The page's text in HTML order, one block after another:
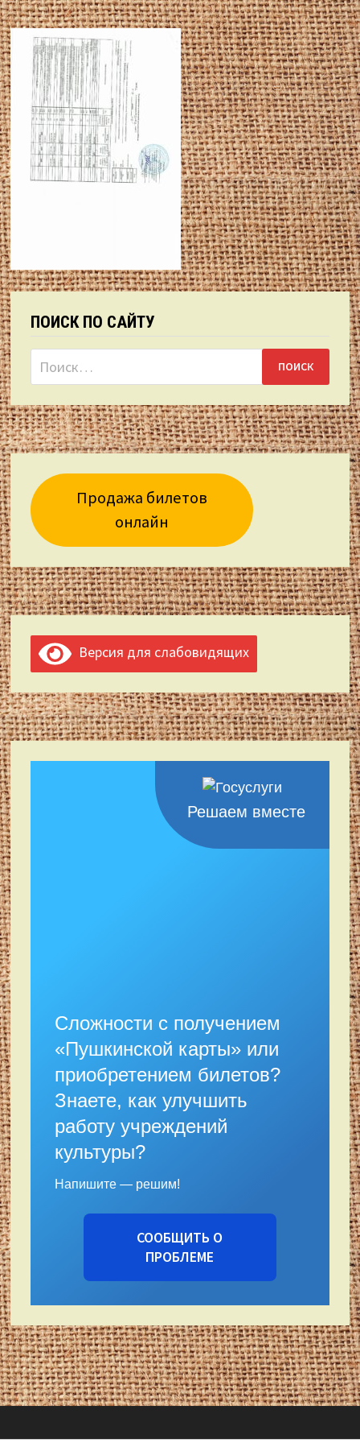
ПОИСК ПО САЙТУ
Найти:
Продажа билетов
онлайн
Версия для слабовидящих
Решаем вместе
Сложности с получением
«Пушкинской карты» или
приобретением билетов?
Знаете, как улучшить
работу учреждений
культуры?
Напишите — решим!
СООБЩИТЬ О
ПРОБЛЕМЕ